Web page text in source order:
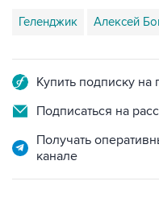
Геленджик Алексей
Купить подписку
Подписаться на
Получать
канале